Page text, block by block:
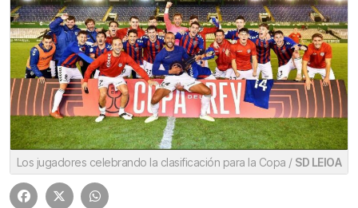
Los jugadores celebrando la clasificación para la Copa / SD LEIOA